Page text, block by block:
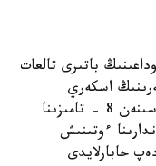
باتىرى تالعات
اسكەري
ينستيتۋتىندا وسى جىلدىڭ 21 - شىلدەسىنەن 8 - تامىزىنا
ءوتىنىش
حابارلايدى